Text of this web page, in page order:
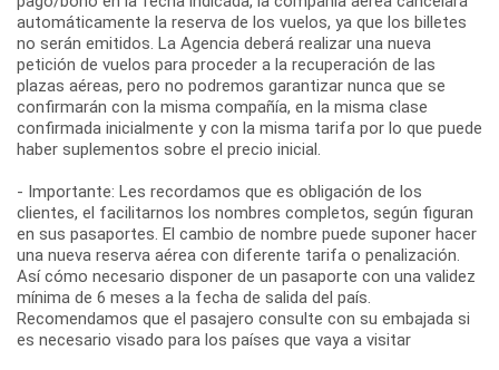
automáticamente la reserva de los vuelos, ya que los billetes
no serán emitidos. La Agencia deberá realizar una nueva
petición de vuelos para proceder a la recuperación de las
plazas aéreas, pero no podremos garantizar nunca que se
confirmarán con la misma compañía, en la misma clase
confirmada inicialmente y con la misma tarifa por lo que puede
haber suplementos sobre el precio inicial.
- Importante: Les recordamos que es obligación de los
clientes, el facilitarnos los nombres completos, según figuran
en sus pasaportes. El cambio de nombre puede suponer hacer
una nueva reserva aérea con diferente tarifa o penalización.
Así cómo necesario disponer de un pasaporte con una validez
mínima de 6 meses a la fecha de salida del país.
Recomendamos que el pasajero consulte con su embajada si
es necesario visado para los países que vaya a visitar